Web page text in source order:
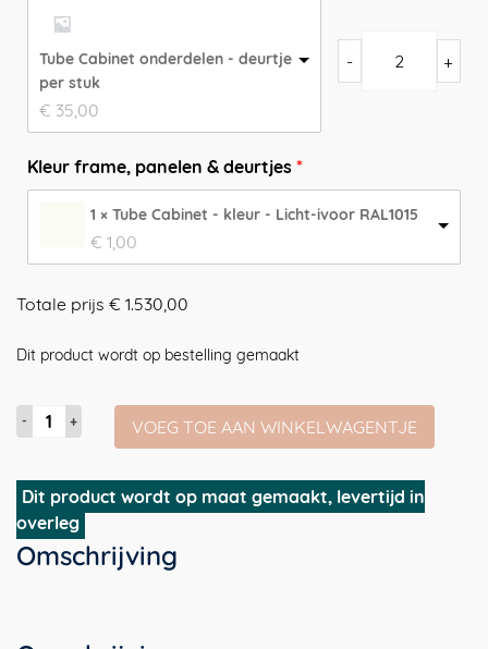
Tube Cabinet onderdelen - deurtje
per stuk
€ 35,00
- +
Kleur frame, panelen & deurtjes
1 × Tube Cabinet - kleur - Licht-ivoor RAL1015
€ 1,00
Totale prijs € 1.530,00
Dit product wordt op bestelling gemaakt
Tube
Cabinet
modulair
design
kastensysteem
met
VOEG TOE AAN WINKELWAGENTJE
Dit product wordt op maat gemaakt, levertijd in
overleg
Omschrijving